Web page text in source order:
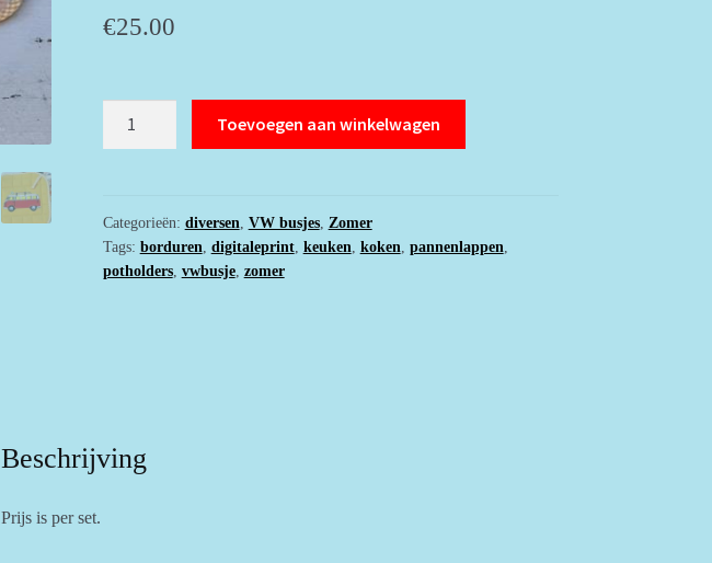
€25.00
VW
busje
en
Toevoegen aan winkelwagen
Categorieën: diversen VW busjes, Zomer
Tags: borduren digitaleprint, keuken koken pannenlappen
potholders, vwbusje, zomer
Beschrijving
Prijs is per set.